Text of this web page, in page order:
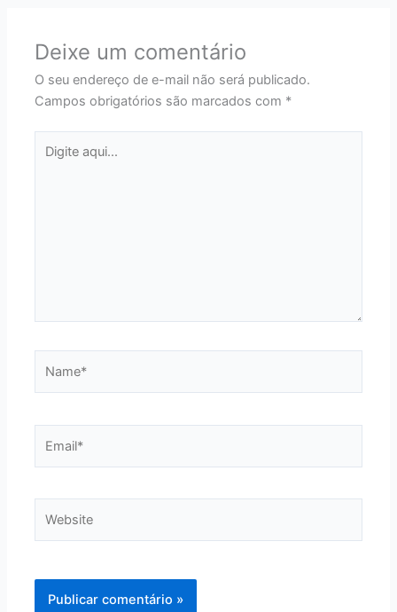
Deixe um comentário
O seu endereço de e-mail não será publicado.
Campos obrigatórios são marcados com *
aqui...